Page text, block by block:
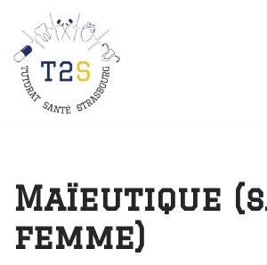
Aller
au
contenu
Maïeutique
femme)